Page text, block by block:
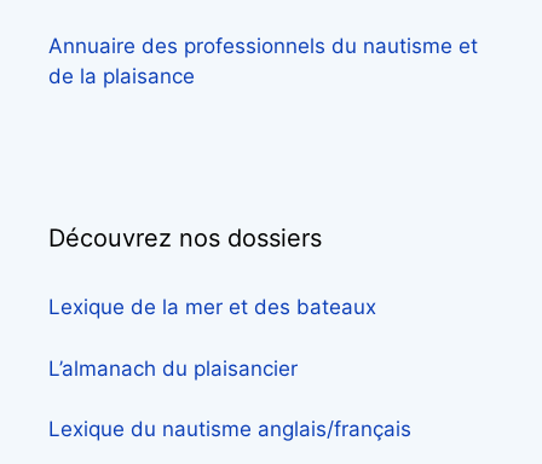
Annuaire des professionnels du nautisme et
de la plaisance
Découvrez nos dossiers
Lexique de la mer et des bateaux
L’almanach du plaisancier
Lexique du nautisme anglais/français